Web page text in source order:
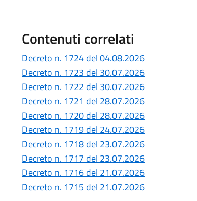
Contenuti correlati
Decreto n. 1724 del 04.08.2026
Decreto n. 1723 del 30.07.2026
Decreto n. 1722 del 30.07.2026
Decreto n. 1721 del 28.07.2026
Decreto n. 1720 del 28.07.2026
Decreto n. 1719 del 24.07.2026
Decreto n. 1718 del 23.07.2026
Decreto n. 1717 del 23.07.2026
Decreto n. 1716 del 21.07.2026
Decreto n. 1715 del 21.07.2026